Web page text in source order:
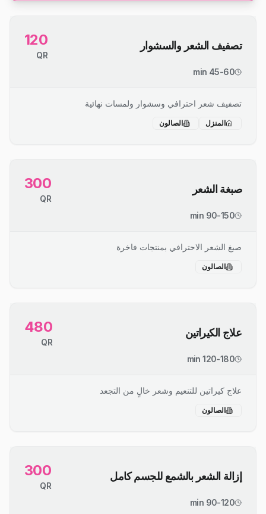
تصفيف الشعر والسشوار 120
QR
45-60 min
تصفيف شعر احترافي وسشوار ولمسات نهائية
المنزل الصالون
صبغة الشعر 300
QR
90-150 min
صبغ الشعر الاحترافي بمنتجات فاخرة
الصالون
علاج الكيراتين 480
QR
120-180 min
علاج كيراتين للتنعيم وشعر خالٍ من التجعد
الصالون
إزالة الشعر بالشمع للجسم كامل 300
QR
90-120 min